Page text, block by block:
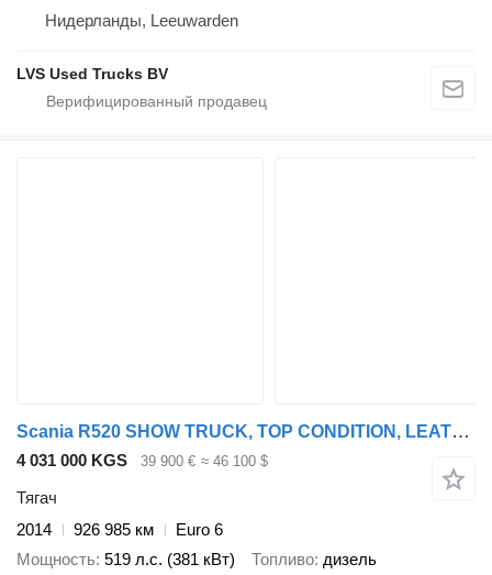
Нидерланды, Leeuwarden
LVS Used Trucks BV
Scania R520 SHOW TRUCK, TOP CONDITION, LEATHER, FULL ADR, ONE OWNER
4 031 000 KGS 39 900 € ≈ 46 100 $
Тягач
2014
926 985 км
Euro 6
Мощность 519 л.с. (381 кВт) Топливо дизель